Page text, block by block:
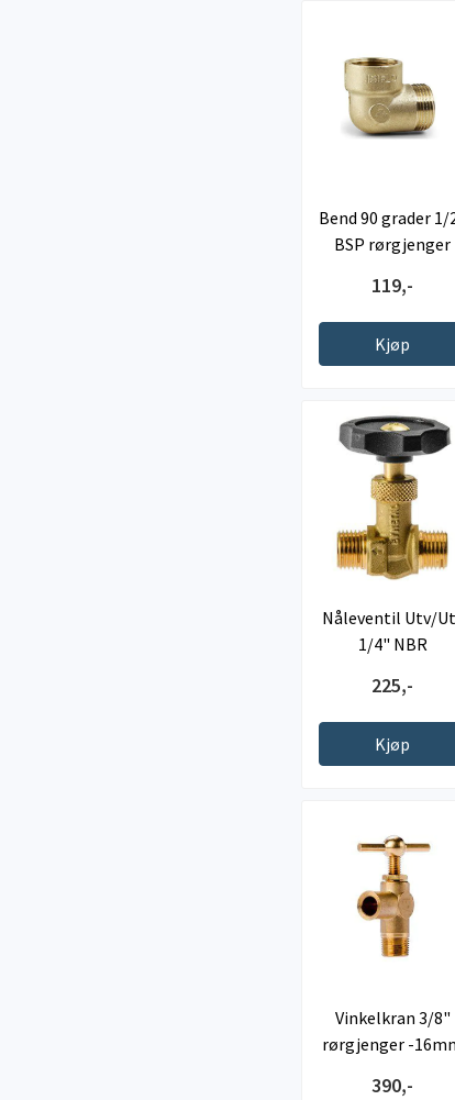
Bend 90 grader 1/
BSP rørgjenger
119,-
Kjøp
Nåleventil Utv/
1/4" NBR
225,-
Kjøp
Vinkelkran 3/8"
rørgjenger -
390,-